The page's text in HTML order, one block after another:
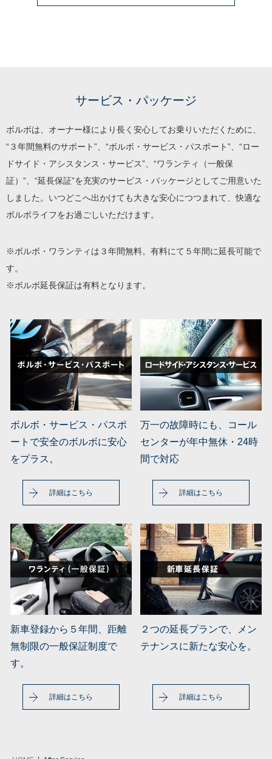
サービス・パッケージ
ボルボは、オーナー様により長く安心してお乗りいただくために、
“３年間無料のサポート”、“ボルボ・サービス・パスポート”、“ロー
ドサイド・アシスタンス・サービス”、“ワランティ（一般保
証）”、“延長保証”を充実のサービス・パッケージとしてご用意いた
しました。いつどこへ出かけても大きな安心につつまれて、快適な
ボルボライフをお過ごしいただけます。
※ボルボ・ワランティは３年間無料。有料にて５年間に延長可能で
す。
※ボルボ延長保証は有料となります。
ボルボ・サービス・パスポ
ートで安全のボルボに安心
をプラス。
詳細はこちら
万一の故障時にも、コール
センターが年中無休・24時
間で対応
詳細はこちら
新車登録から５年間、距離
無制限の一般保証制度で
す。
詳細はこちら
２つの延長プランで、メン
テナンスに新たな安心を。
詳細はこちら